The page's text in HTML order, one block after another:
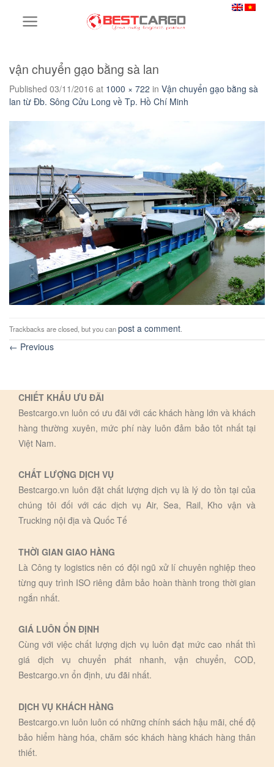
vận chuyển gạo bằng sà lan
Published 03/11/2016 at 1000 × 722 in Vận chuyển gạo bằng sà
lan từ Đb. Sông Cửu Long về Tp. Hồ Chí Minh
Trackbacks are closed, but you canpost a comment
← Previous
CHIẾT KHẤU ƯU ĐÃI
Bestcargo.vn luôn có ưu đãi với các khách hàng lớn và khách
hàng thường xuyên, mức phí này luôn đảm bảo tôt nhất tại
Việt Nam.
CHẤT LƯỢNG DỊCH VỤ
Bestcargo.vn luôn đặt chất lượng dịch vụ là lý do tồn tại của
chúng tôi đối với các dịch vụ Air, Sea, Rail, Kho vận và
Trucking nội địa và Quốc Tế
THỜI GIAN GIAO HÀNG
Là Công ty logistics nên có đội ngũ xử lí chuyên nghiệp theo
từng quy trình ISO riêng đảm bảo hoàn thành trong thời gian
ngắn nhất.
GIÁ LUÔN ỔN ĐỊNH
Cùng với việc chất lượng dịch vụ luôn đạt mức cao nhất thì
giá dịch vụ chuyển phát nhanh, vận chuyển, COD,
Bestcargo.vn ổn định, ưu đãi nhất.
DỊCH VỤ KHÁCH HÀNG
Bestcargo.vn luôn luôn có những chính sách hậu mãi, chế độ
bảo hiểm hàng hóa, chăm sóc khách hàng khách hàng thân
thiết.